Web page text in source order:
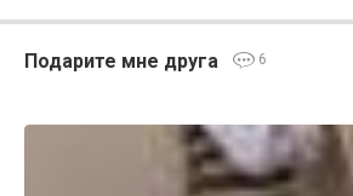
Подарите мне друга 6